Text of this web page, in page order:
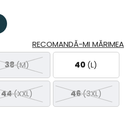
RECOMANDĂ-MI MĂRIMEA
38(M) 40 (L)
44(XXL) 46(3XL)